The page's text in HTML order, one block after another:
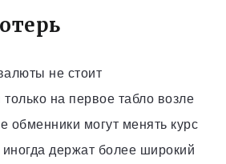
не стоит
на первое табло возле
могут менять курс
держат более широкий